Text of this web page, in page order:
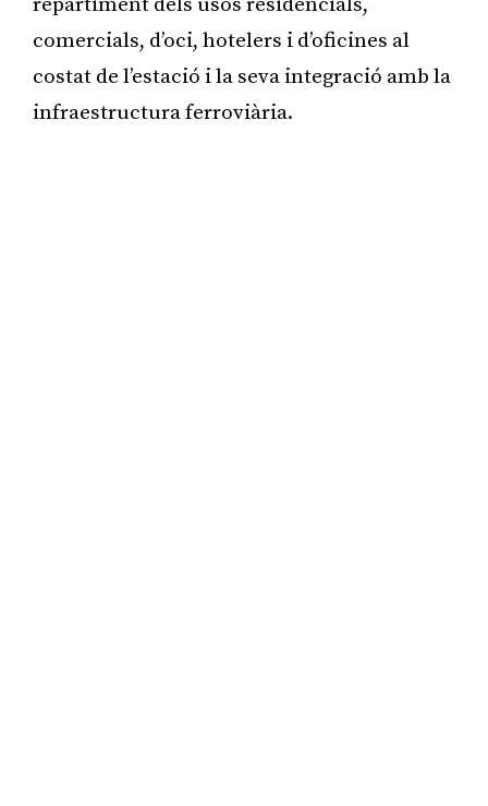
comercials, d’oci, hotelers i d’oficines al
costat de l’estació i la seva integració amb la
infraestructura ferroviària.